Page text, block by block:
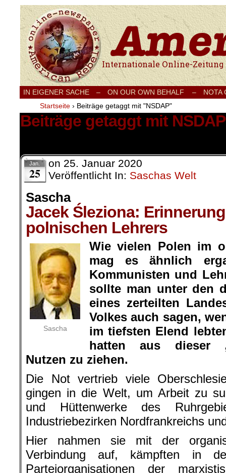
Internationale Onlinezeitung für Frieden,
IN EIGENER SACHE – ON OUR OWN BEHALF –
NOTA
Startseite › Beiträge getaggt mit "NSDAP"
Beiträge getaggt mit NSDAP
Jan.
25
on 25. Januar 2020
Veröffentlicht In: Saschas Welt
Sascha
Jacek Śleziona:
polnischen Lehrers
Sascha
Wie vielen Polen im
mag es ähnlich
Kommunisten und
sollte man unter den
eines zerteilten
Volkes auch sagen,
im tiefsten Elend
hatten aus dieser
Nutzen zu ziehen.
Die Not vertrieb viele
gingen in die Welt, um Arbeit zu
und Hüttenwerke des
Industriebezirken Nordfrankreichs
Hier nahmen sie mit der
Verbindung auf, kämpften in
Parteiorganisationen der